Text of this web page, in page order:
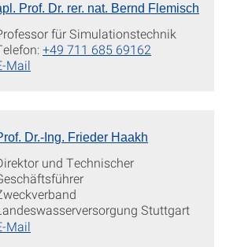
Prof. Dr. rer. nat. Bernd Flemisch
für Simulationstechnik
+49 711 685 69162
Mail
Dr.-Ing. Frieder Haakh
und Technischer
Stuttgart
Mail